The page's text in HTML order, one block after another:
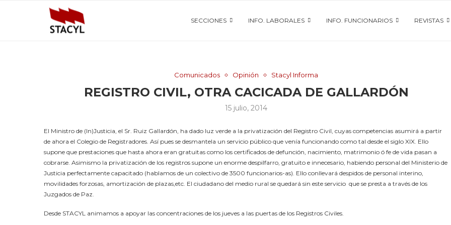
SECCIONES INFO. LABORALES INFO. FUNCIONARIOS REVISTAS
Comunicados Opinión Stacyl Informa
REGISTRO CIVIL, OTRA CACICADA DE GALLARDÓN
15 julio, 2014
El Ministro de (In)Justicia, el Sr. Ruiz Gallardón, ha dado luz verde a la privatización del Registro Civil, cuyas competencias asumirá a partir
de ahora el Colegio de Registradores. Así pues se desmantela un servicio público que venía funcionando como tal desde el siglo XIX. Ello
supone que prestaciones que hasta ahora eran gratuitas como los certificados de defunción, nacimiento, matrimonio ó fe de vida pasan a
cobrarse. Asimismo la privatización de los registros supone un enorme despilfarro, gratuito e innecesario, habiendo personal del Ministerio de
Justicia perfectamente capacitado (hablamos de un colectivo de 3500 funcionarios-as). Ello conllevará despidos de personal interino,
movilidades forzosas, amortización de plazas,etc. El ciudadano del medio rural se quedará sin este servicio que se presta a través de los
Juzgados de Paz.
Desde STACYL animamos a apoyar las concentraciones de los jueves a las puertas de los Registros Civiles.